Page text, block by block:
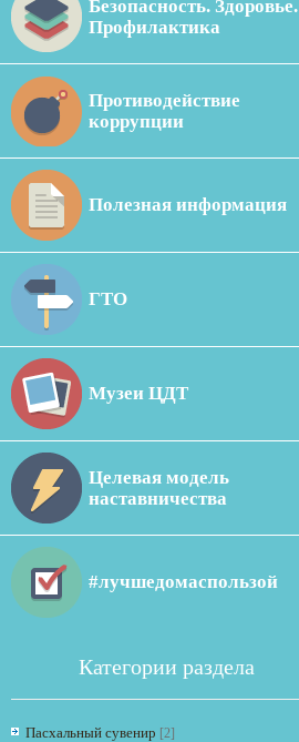
Безопасность. Здоровье.
Профилактика
Противодействие
коррупции
Полезная информация
ГТО
Музеи ЦДТ
Целевая модель
наставничества
#лучшедомаспользой
Категории раздела
Пасхальный сувенир [2]